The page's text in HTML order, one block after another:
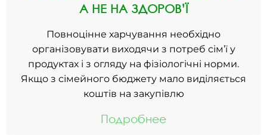
А НЕ НА ЗДОРОВ’Ї
Повноцінне харчування необхідно
організовувати виходячи з потреб сім’ї у
продуктах і з огляду на фізіологічні норми.
Якщо з сімейного бюджету мало виділяється
коштів на закупівлю
Подробнее